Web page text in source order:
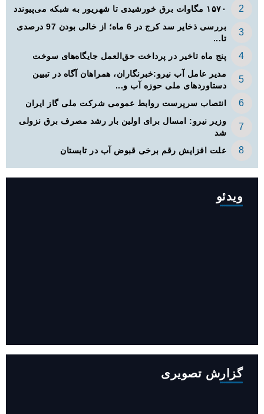
۱۵۷۰ مگاوات برق خورشیدی تا شهریور به شبکه می‌پیوندد
بررسی ذخایر سد کرج در 6 ماه؛ از خالی بودن 97 درصدی
تا...
پنج ماه تاخیر در پرداخت حق‌العمل جایگاه‌های سوخت
مدیر عامل آب نیرو:خبرنگاران، همراهان آگاه در تبیین
دستاوردهای ملی حوزه آب و...
انتصاب سرپرست روابط عمومی شرکت ملی گاز ایران
وزیر نیرو: امسال برای اولین بار رشد مصرف برق نزولی
شد
علت افزایش رقم برخی قبوض آب در تابستان
ویدئو
گزارش تصویری